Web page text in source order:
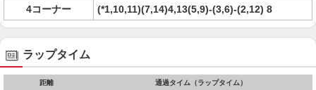
4コーナー
(*1,10,11)(7,14)4,13(5,9)-(3,6)-(2,12) 8
ラップタイム
距離 通過タイム（ラップタイム）